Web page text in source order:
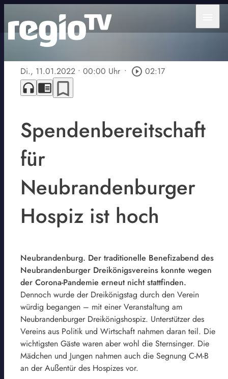
Di., 11.01.2022 • 00:00 Uhr • play_circle_outline 02:17
headphones chrome_reader_mode bookmark_border
Spendenbereitschaft
für
Neubrandenburger
Hospiz ist hoch
Neubrandenburg. Der traditionelle Benefizabend des
Neubrandenburger Dreikönigsvereins konnte wegen
der Corona-Pandemie erneut nicht stattfinden.
Dennoch wurde der Dreikönigstag durch den Verein
würdig begangen – mit einer Veranstaltung am
Neubrandenburger Dreikönigshospiz. Unterstützer des
Vereins aus Politik und Wirtschaft nahmen daran teil. Die
wichtigsten Gäste waren aber wohl die Sternsinger. Die
Mädchen und Jungen nahmen auch die Segnung C-M-B
an der Außentür des Hospizes vor.